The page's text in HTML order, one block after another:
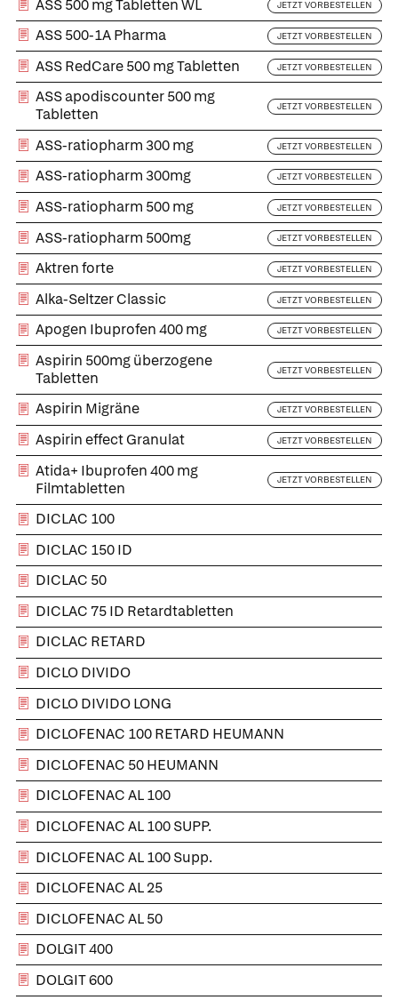
ASS 500 mg Tabletten WL JETZT VORBESTELLEN
ASS 500-1A Pharma JETZT VORBESTELLEN
ASS RedCare 500 mg Tabletten JETZT VORBESTELLEN
ASS apodiscounter 500 mg
Tabletten
JETZT VORBESTELLEN
ASS-ratiopharm 300 mg JETZT VORBESTELLEN
ASS-ratiopharm 300mg JETZT VORBESTELLEN
ASS-ratiopharm 500 mg JETZT VORBESTELLEN
ASS-ratiopharm 500mg JETZT VORBESTELLEN
Aktren forte JETZT VORBESTELLEN
Alka-Seltzer Classic JETZT VORBESTELLEN
Apogen Ibuprofen 400 mg JETZT VORBESTELLEN
Aspirin 500mg überzogene
Tabletten
JETZT VORBESTELLEN
Aspirin Migräne JETZT VORBESTELLEN
Aspirin effect Granulat JETZT VORBESTELLEN
Atida+ Ibuprofen 400 mg
Filmtabletten
JETZT VORBESTELLEN
DICLAC 100
DICLAC 150 ID
DICLAC 50
DICLAC 75 ID Retardtabletten
DICLAC RETARD
DICLO DIVIDO
DICLO DIVIDO LONG
DICLOFENAC 100 RETARD HEUMANN
DICLOFENAC 50 HEUMANN
DICLOFENAC AL 100
DICLOFENAC AL 100 SUPP.
DICLOFENAC AL 100 Supp.
DICLOFENAC AL 25
DICLOFENAC AL 50
DOLGIT 400
DOLGIT 600